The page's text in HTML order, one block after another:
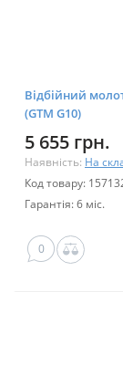
Відбійний
(GTM G10)
5 655 грн.
Наявність: На
Код товару:
Гарантія: 6 міс.
0